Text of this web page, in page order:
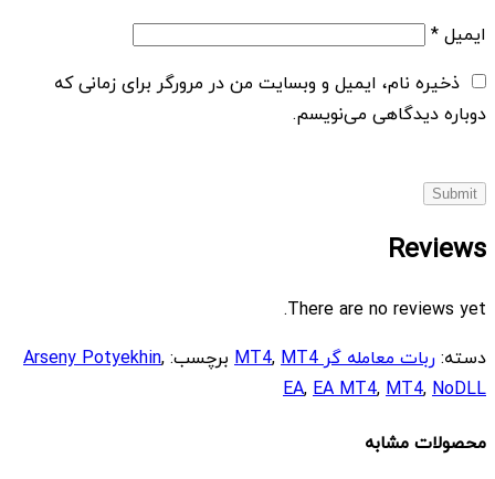
ایمیل*
ذخیره نام، ایمیل و وبسایت من در مرورگر برای زمانی که
دوباره دیدگاهی می‌نویسم.
Reviews
There are no reviews yet.
دسته:ربات معامله گر MT4 ,MT4 برچسب: Arseny Potyekhin,
EA,EA MT4,MT4,NoDLL
محصولات مشابه